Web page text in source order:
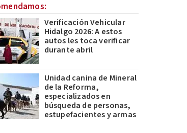
Verificación Vehicular
Hidalgo 2026: A estos
autos les toca verificar
durante abril
Unidad canina de Mineral
de la Reforma,
especializados en
búsqueda de personas,
estupefacientes y armas